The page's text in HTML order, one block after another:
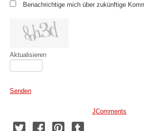
Benachrichtige mich über zukünftige
Aktualisieren
Senden
JComments